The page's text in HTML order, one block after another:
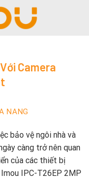
Camera
NANG
bảo vệ ngôi nhà và
càng trở nên quan
của các thiết bị
IPC-T26EP 2MP